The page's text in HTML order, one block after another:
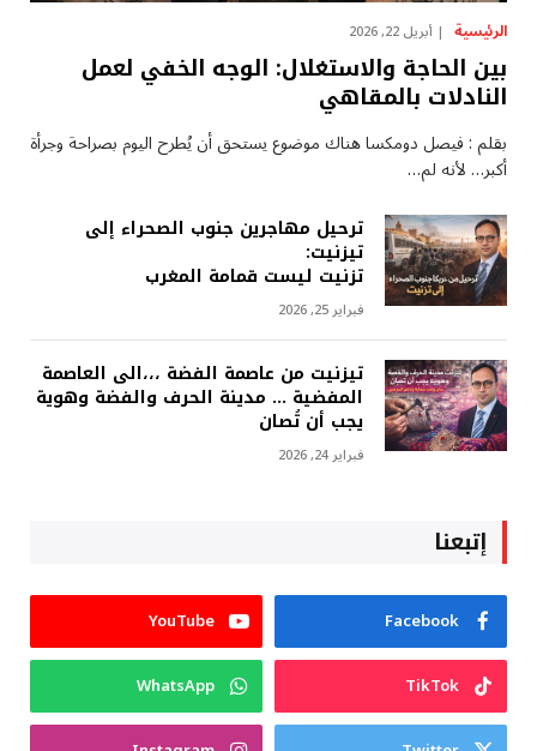
الرئيسية أبريل 22, 2026
بين الحاجة والاستغلال: الوجه الخفي لعمل
النادلات بالمقاهي
بقلم : فيصل دومكسا هناك موضوع يستحق أن يُطرح اليوم بصراحة وجرأة
أكبر… لأنه لم…
ترحيل مهاجرين جنوب الصحراء إلى
تيزنيت:
تزنيت ليست قمامة المغرب
فبراير 25, 2026
تيزنيت من عاصمة الفضة ،،،الى العاصمة
المفضية … مدينة الحرف والفضة وهوية
يجب أن تُصان
فبراير 24, 2026
إتبعنا
Facebook
YouTube
TikTok
WhatsApp